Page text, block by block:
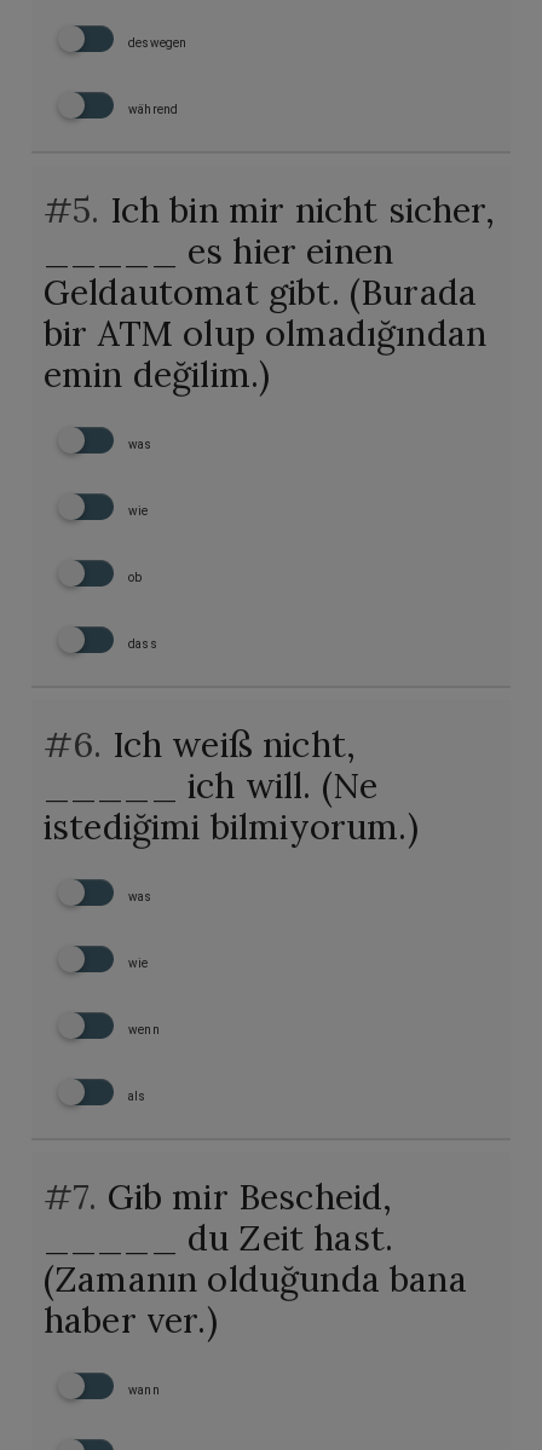
deswegen
während
#5. Ich bin mir nicht sicher,
_____ es hier einen
Geldautomat gibt. (Burada
bir ATM olup olmadığından
emin değilim.)
was
wie
ob
dass
#6. Ich weiß nicht,
_____ ich will. (Ne
istediğimi bilmiyorum.)
was
wie
wenn
als
#7. Gib mir Bescheid,
_____ du Zeit hast.
(Zamanın olduğunda bana
haber ver.)
wann